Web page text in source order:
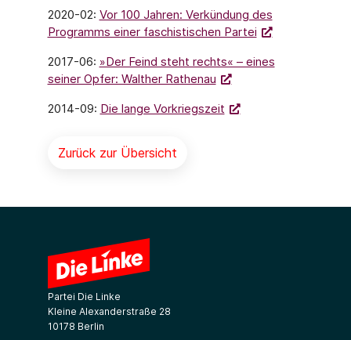
2020-02: Vor 100 Jahren: Verkündung des
Programms einer faschistischen Partei
2017-06: »Der Feind steht rechts« – eines
seiner Opfer: Walther Rathenau
2014-09: Die lange Vorkriegszeit
Zurück zur Übersicht
Partei Die Linke
Kleine Alexanderstraße 28
10178 Berlin